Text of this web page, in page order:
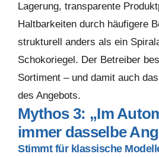
Lagerung, transparente
Haltbarkeiten durch häufigere
strukturell anders als ein
Schokoriegel. Der Betreiber
Sortiment – und damit auch
des Angebots.
Mythos 3: „Im
immer dasselbe
Stimmt für klassische